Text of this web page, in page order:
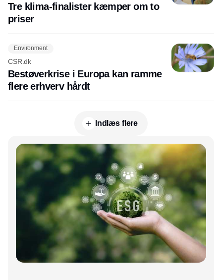
Tre klima-finalister kæmper om to
priser
Environment
CSR.dk
Bestøverkrise i Europa kan ramme
flere erhverv hårdt
Indlæs flere
Annonce